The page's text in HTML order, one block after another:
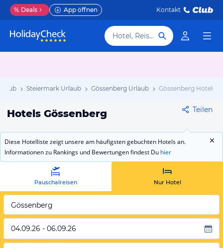
% Deals App öffnen Kontakt
Hotel, Reiseziel
Steiermark Urlaub Gössenberg Urlaub Gössenberg Hotels
Hotels Gössenberg Teilen
Diese Hotelliste zeigt unsere am häufigsten gebuchten Hotels an.
Informationen zu Rankings und Bewertungen findest Du hier
Pauschalreisen Nur Hotel
Gössenberg
04.09.26 - 06.09.26